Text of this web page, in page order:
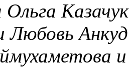
Ольга
Любовь